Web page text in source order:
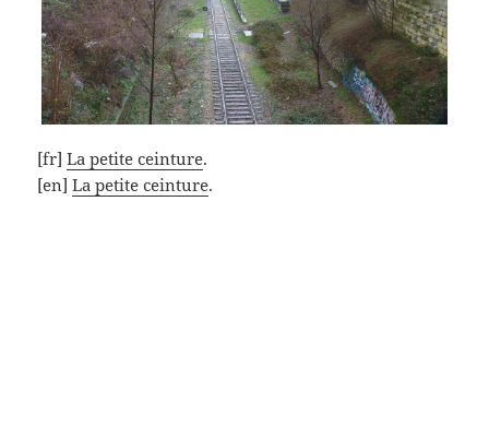
[fr]La petite ceinture.
[en]La petite ceinture.